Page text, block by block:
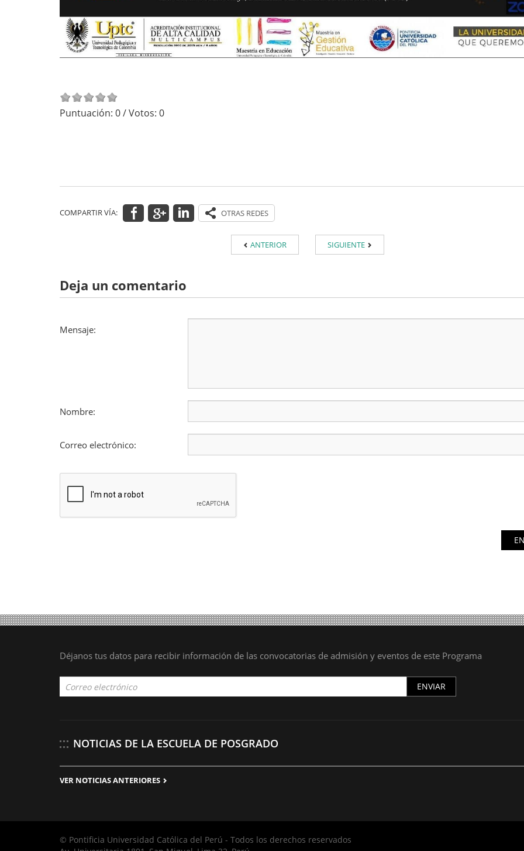
Puntuación: 0/ Votos: 0
COMPARTIR VÍA:
ANTERIOR SIGUIENTE
Deja un comentario
Mensaje:
Nombre:
Correo electrónico:
Déjanos tus datos para recibir información de las convocatorias de admisión y eventos de este Programa
ENVIAR
NOTICIAS DE LA ESCUELA DE POSGRADO
VER NOTICIAS ANTERIORES
© Pontificia Universidad Católica del Perú - Todos los derechos reservados